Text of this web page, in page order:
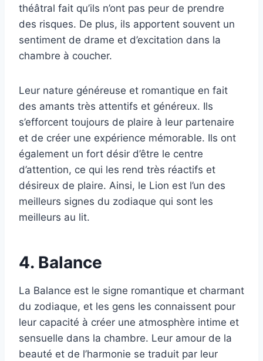
théâtral fait qu’ils n’ont pas peur de prendre
des risques. De plus, ils apportent souvent un
sentiment de drame et d’excitation dans la
chambre à coucher.
Leur nature généreuse et romantique en fait
des amants très attentifs et généreux. Ils
s’efforcent toujours de plaire à leur partenaire
et de créer une expérience mémorable. Ils ont
également un fort désir d’être le centre
d’attention, ce qui les rend très réactifs et
désireux de plaire. Ainsi, le Lion est l’un des
meilleurs signes du zodiaque qui sont les
meilleurs au lit.
4. Balance
La Balance est le signe romantique et charmant
du zodiaque, et les gens les connaissent pour
leur capacité à créer une atmosphère intime et
sensuelle dans la chambre. Leur amour de la
beauté et de l’harmonie se traduit par leur